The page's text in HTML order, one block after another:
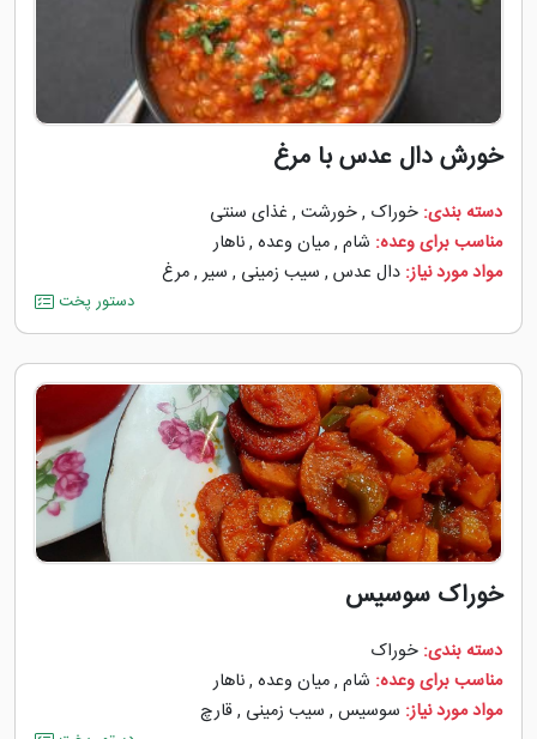
خورش دال عدس با مرغ
دسته بندی: خوراک ,خورشت , غذای سنتی
مناسب برای وعده: شام ,میان وعده ,ناهار
مواد مورد نیاز: دال عدس , سیب زمینی , سیر,مرغ
دستور پخت
خوراک سوسیس
دسته بندی: خوراک
مناسب برای وعده: شام ,میان وعده ,ناهار
مواد مورد نیاز: سوسیس , سیب زمینی ,قارچ